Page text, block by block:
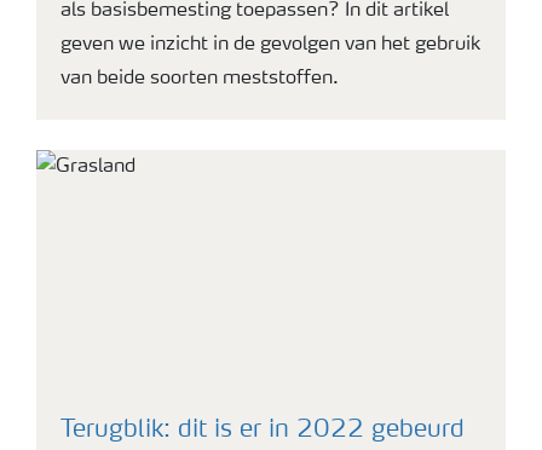
als basisbemesting toepassen? In dit artikel
geven we inzicht in de gevolgen van het gebruik
van beide soorten meststoffen.
Terugblik: dit is er in 2022 gebeurd